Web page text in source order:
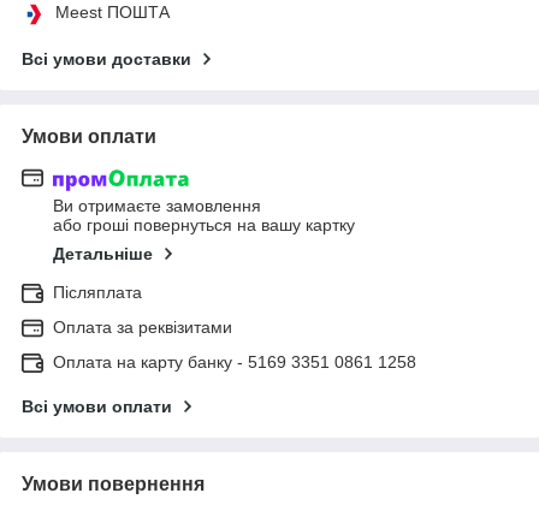
Meest ПОШТА
Всі умови доставки
Умови оплати
Ви отримаєте замовлення
або гроші повернуться на вашу картку
Детальніше
Післяплата
Оплата за реквізитами
Оплата на карту банку - 5169 3351 0861 1258
Всі умови оплати
Умови повернення